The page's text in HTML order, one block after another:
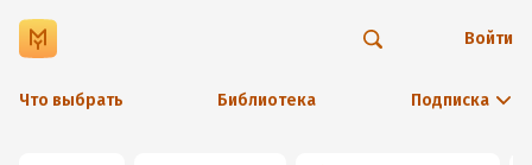
Что выбрать Библиотека Подписка
Войти